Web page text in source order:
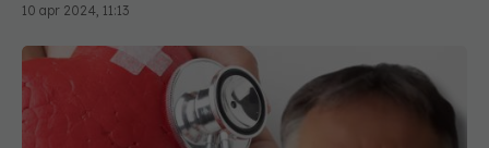
10 apr 2024, 11:13